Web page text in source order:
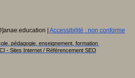
| Accessibilité : non conforme
pédagogie, enseignement, formation
- Sites Internet / Référencement SEO